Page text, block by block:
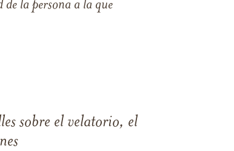
la persona a la que
sobre el velatorio, el